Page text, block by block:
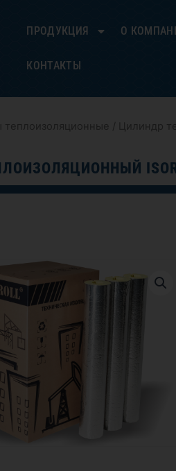
ПРОДУКЦИЯ О
КОНТАКТЫ
/ Цилиндр